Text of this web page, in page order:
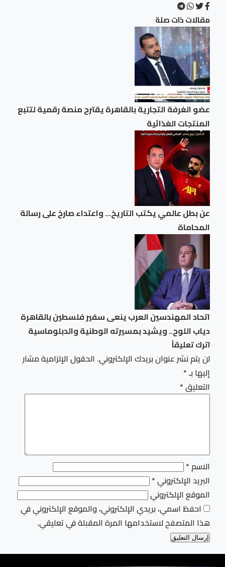
مقالات ذات صلة
عضو الغرفة التجارية بالقاهرة يقترح منصة رقمية لتتبع
المنتجات الغذائية
عن بطل عالمي يكتب التاريخ… واعتداء صارخ على رسالة
المحاماة
اتحاد المهندسين العرب ينعى سفير فلسطين بالقاهرة
دياب اللوح.. ويشيد بمسيرته الوطنية والدبلوماسية
اترك تعليقاً
لن يتم نشر عنوان بريدك الإلكتروني. الحقول الإلزامية مشار
إليها بـ*
التعليق*
الاسم*
البريد الإلكتروني*
الموقع الإلكتروني
احفظ اسمي، بريدي الإلكتروني، والموقع الإلكتروني في
هذا المتصفح لاستخدامها المرة المقبلة في تعليقي.